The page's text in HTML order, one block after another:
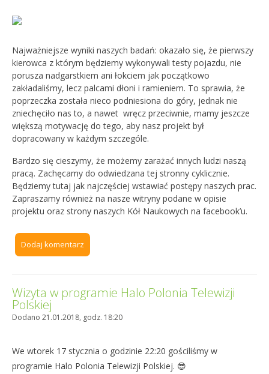
Najważniejsze wyniki naszych badań: okazało się, że pierwszy
kierowca z którym będziemy wykonywali testy pojazdu, nie
porusza nadgarstkiem ani łokciem jak początkowo
zakładaliśmy, lecz palcami dłoni i ramieniem. To sprawia, że
poprzeczka została nieco podniesiona do góry, jednak nie
zniechęciło nas to, a nawet wręcz przeciwnie, mamy jeszcze
większą motywację do tego, aby nasz projekt był
dopracowany w każdym szczególe.
Bardzo się cieszymy, że możemy zarażać innych ludzi naszą
pracą. Zachęcamy do odwiedzana tej stronny cyklicznie.
Będziemy tutaj jak najczęściej wstawiać postępy naszych prac.
Zapraszamy również na nasze witryny podane w opisie
projektu oraz strony naszych Kół Naukowych na facebook’u.
Dodaj komentarz
Wizyta w programie Halo Polonia Telewizji
Polskiej
Dodano 21.01.2018, godz. 18:20
We wtorek 17 stycznia o godzinie 22:20 gościliśmy w
programie Halo Polonia Telewizji Polskiej. 😎